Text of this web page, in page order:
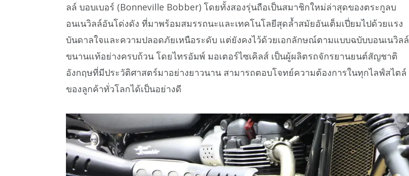
ลล์ บอบเบอร์ (Bonneville Bobber) โดยทั้งสองรุ่นถือเป็นสมาชิกใหม่ล่าสุดของตระกูลบ
อนเนวิลล์อันโด่งดัง ที่มาพร้อมสมรรถนะและเทคโนโลยีสุดล้ำสมัยอันเต็มเปี่ยมไปด้วยแรง
บันดาลใจและความปลอดภัยเหนือระดับ แต่ยังคงไว้ด้วยเอกลักษณ์ตามแบบฉบับบอนเนวิลล์
ขนานแท้อย่างครบถ้วน โดยไทรอัมพ์ มอเตอร์ไซเคิลส์ เป็นผู้ผลิตรถจักรยานยนต์สัญชาติ
อังกฤษที่มีประวัติศาสตร์มาอย่างยาวนาน สามารถตอบโจทย์ความต้องการในทุกไลฟ์สไตล์
ของลูกค้าทั่วโลกได้เป็นอย่างดี